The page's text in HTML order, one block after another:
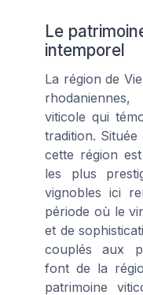
Le
intemporel
La région de
rhodaniennes,
viticole qui
tradition.
cette région
les plus
vignobles ici
période où le
et de
couplés aux
font de la
patrimoine